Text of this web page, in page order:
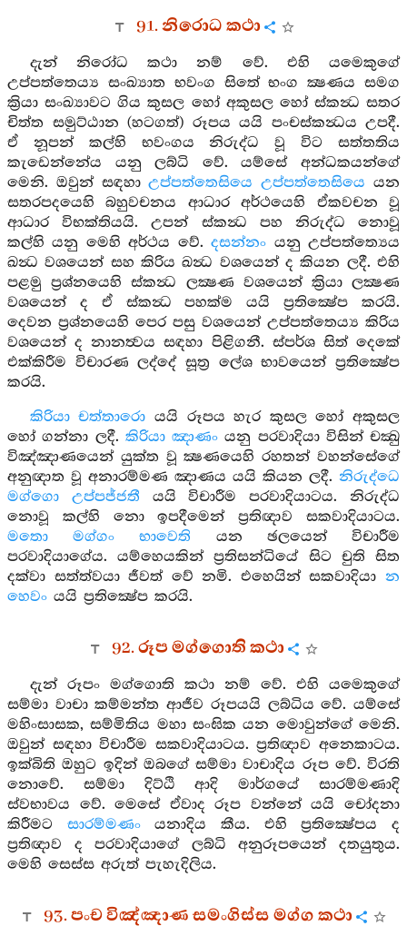
91. නිරොධ කථා
දැන් නිරෝධ කථා නම් වේ. එහි යමෙකුගේ
උප්පත්තෙය්‍ය සංඛ්‍යාත භවංග සිතේ භංග ක්‍ෂණය සමග
ක්‍රියා සංඛ්‍යාවට ගිය කුසල හෝ අකුසල හෝ ස්කන්‍ධ සතර
චිත්ත සමුට්ඨාන (හටගත්) රූපය යයි පංචස්කන්‍ධය උපදී.
ඒ නූපන් කල්හි භවංගය නිරුද්ධ වූ විට සත්තතිය
කැඩෙන්නේය යනු ලබ්ධි වේ. යම්සේ අන්ධකයන්ගේ
මෙනි. ඔවුන් සඳහාඋප්පත්තෙසියෙ උප්පත්තෙසියෙ යන
සතරපදයෙහි බහුවචනය ආධාර අර්ථයෙහි ඒකවචන වූ
ආධාර විභක්තියයි. උපන් ස්කන්‍ධ පහ නිරුද්ධ නොවූ
කල්හි යනු මෙහි අර්ථය වේ.දසන්නං යනු උප්පත්ත්‍යෙය
ඛන්‍ධ වශයෙන් සහ කිරිය ඛන්‍ධ වශයෙන් ද කියන ලදී. එහි
පළමු ප්‍රශ්නයෙහි ස්කන්‍ධ ලක්‍ෂණ වශයෙන් ක්‍රියා ලක්‍ෂණ
වශයෙන් ද ඒ ස්කන්‍ධ පහක්ම යයි ප්‍රතික්‍ෂේප කරයි.
දෙවන ප්‍රශ්නයෙහි පෙර පසු වශයෙන් උප්පත්තෙය්‍ය කිරිය
වශයෙන් ද නානත්‍වය සඳහා පිළිගනී. ස්පර්ශ සිත් දෙකේ
එක්කිරීම විචාරණ ලද්දේ සූත්‍ර ලේශ භාවයෙන් ප්‍රතික්‍ෂේප
කරයි.
කිරියා චත්තාරො යයි රූපය හැර කුසල හෝ අකුසල
හෝ ගන්නා ලදී. කිරියා ඤාණං යනු පරවාදියා විසින් චක්‍ඛු
විඤ්ඤාණයෙන් යුක්ත වූ ක්‍ෂණයෙහි රහතන් වහන්සේගේ
අනුඥාත වූ අනාරම්මණ ඤාණය යයි කියන ලදී. නිරුද්ධෙ
මග්ගො උප්පජ්ජතී යයි විචාරීම පරවාදියාටය. නිරුද්ධ
නොවූ කල්හි නො ඉපදීමෙන් ප්‍රතිඥාව සකවාදියාටය.
මතො මග්ගං භාවෙති යන ඡලයෙන් විචාරීම
පරවාදියාගේය. යම්හෙයකින් ප්‍රතිසන්ධියේ සිට චුති සිත
දක්වා සත්ත්වයා ජීවත් වේ නමි. එහෙයින් සකවාදියා න
හෙවං යයි ප්‍රතික්‍ෂේප කරයි.
92. රූප මග්ගොති කථා
දැන් රූපං මග්ගොති කථා නම් වේ. එහි යමෙකුගේ
සම්මා වාචා කම්මන්ත ආජීව රූපයයි ලබ්ධිය වේ. යම්සේ
මහිංසාසක, සම්මිතිය මහා සංඝික යන මොවුන්ගේ මෙනි.
ඔවුන් සඳහා විචාරීම සකවාදියාටය. ප්‍රතිඥාව අනෙකාටය.
ඉක්බිති ඔහුට ඉදින් ඔබගේ සම්මා වාචාදිය රූප වේ. විරති
නොවේ. සම්මා දිට්ඨි ආදි මාර්ගයේ සාරම්මණාදි
ස්වභාවය වේ. මෙසේ ඒවාද රූප වන්නේ යයි චෝදනා
කිරීමට සාරම්මණංයනාදිය කීය. එහි ප්‍රතික්‍ෂේපය ද
ප්‍රතිඥාව ද පරවාදියාගේ ලබ්ධි අනුරූපයෙන් දතයුතුය.
මෙහි සෙස්ස අරුත් පැහැදිලිය.
93. පංච විඤ්ඤාණ සමංගිස්ස මග්ග කථා